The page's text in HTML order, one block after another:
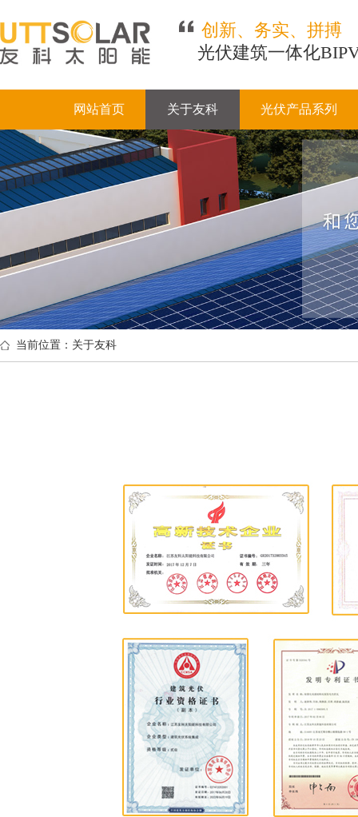
创新、务实、拼搏
光伏建筑一体化
网站首页 关于友科 光伏产品系列
当前位置：关于友科